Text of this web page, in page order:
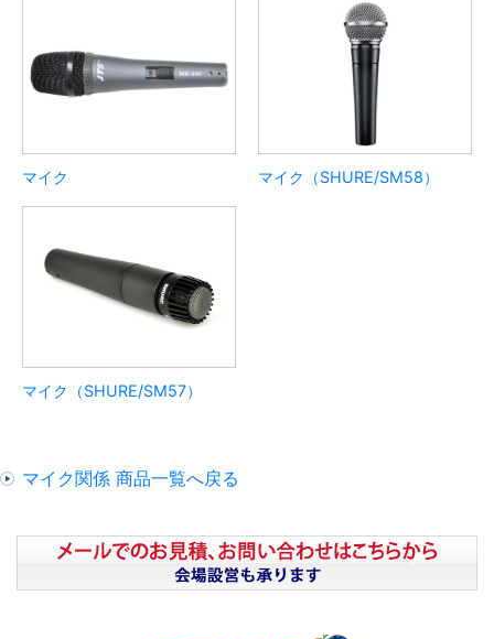
マイク マイク（SHURE/SM58）
マイク（SHURE/SM57）
マイク関係 商品一覧へ戻る